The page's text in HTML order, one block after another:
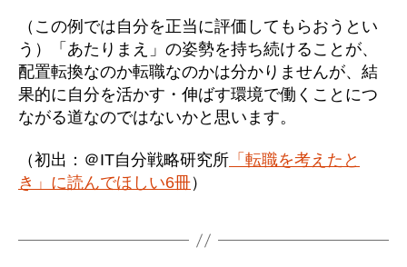
（この例では自分を正当に評価してもらおうとい
う）「あたりまえ」の姿勢を持ち続けることが、
配置転換なのか転職なのかは分かりませんが、結
果的に自分を活かす・伸ばす環境で働くことにつ
ながる道なのではないかと思います。
（初出：＠IT自分戦略研究所 「転職を考えたと
き」に読んでほしい6冊）